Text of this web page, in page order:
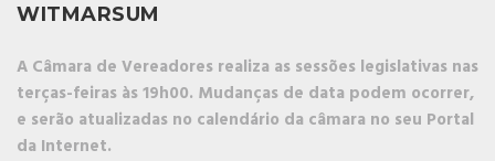
WITMARSUM
A Câmara de Vereadores realiza as sessões legislativas nas
terças-feiras às 19h00. Mudanças de data podem ocorrer,
e serão atualizadas no calendário da câmara no seu Portal
da Internet.